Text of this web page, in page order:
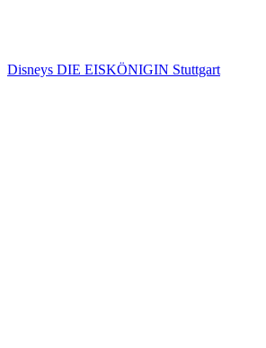
Disneys DIE EISKÖNIGIN Stuttgart